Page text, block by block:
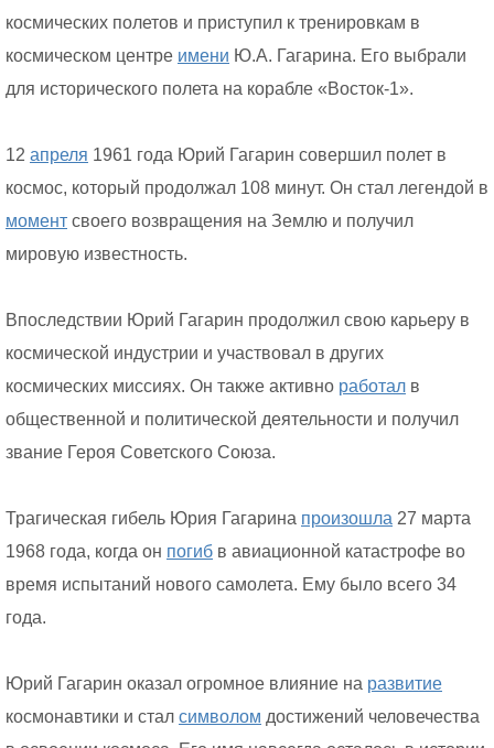
космических полетов и приступил к тренировкам в
космическом центре имени Ю.А. Гагарина. Его выбрали
для исторического полета на корабле «Восток-1».
12 апреля 1961 года Юрий Гагарин совершил полет в
космос, который продолжал 108 минут. Он стал легендой в
момент своего возвращения на Землю и получил
мировую известность.
Впоследствии Юрий Гагарин продолжил свою карьеру в
космической индустрии и участвовал в других
космических миссиях. Он также активно работал в
общественной и политической деятельности и получил
звание Героя Советского Союза.
Трагическая гибель Юрия Гагарина произошла 27 марта
1968 года, когда он погиб в авиационной катастрофе во
время испытаний нового самолета. Ему было всего 34
года.
Юрий Гагарин оказал огромное влияние на развитие
космонавтики и стал символом достижений человечества